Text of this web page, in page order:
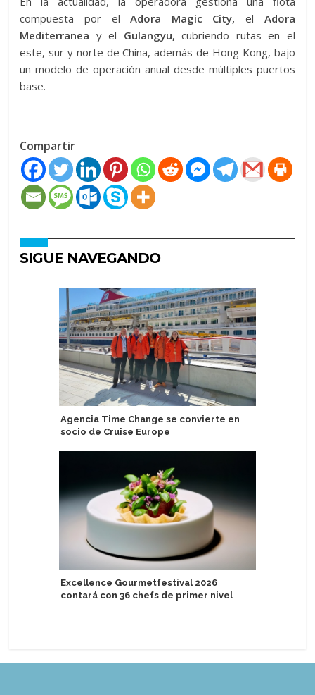
compuesta por el Adora Magic City, el Adora
Mediterranea y el Gulangyu, cubriendo rutas en el
este, sur y norte de China, además de Hong Kong, bajo
un modelo de operación anual desde múltiples puertos
base.
Compartir
SIGUE NAVEGANDO
Agencia Time Change se convierte en
socio de Cruise Europe
Excellence Gourmetfestival 2026
contará con 36 chefs de primer nivel